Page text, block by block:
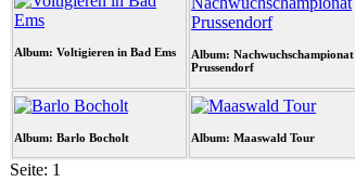
Album: Voltigieren in Bad Ems
Album: Nachwuchschampionat
Prussendorf
Album: Barlo Bocholt Album: Maaswald Tour
Seite: 1